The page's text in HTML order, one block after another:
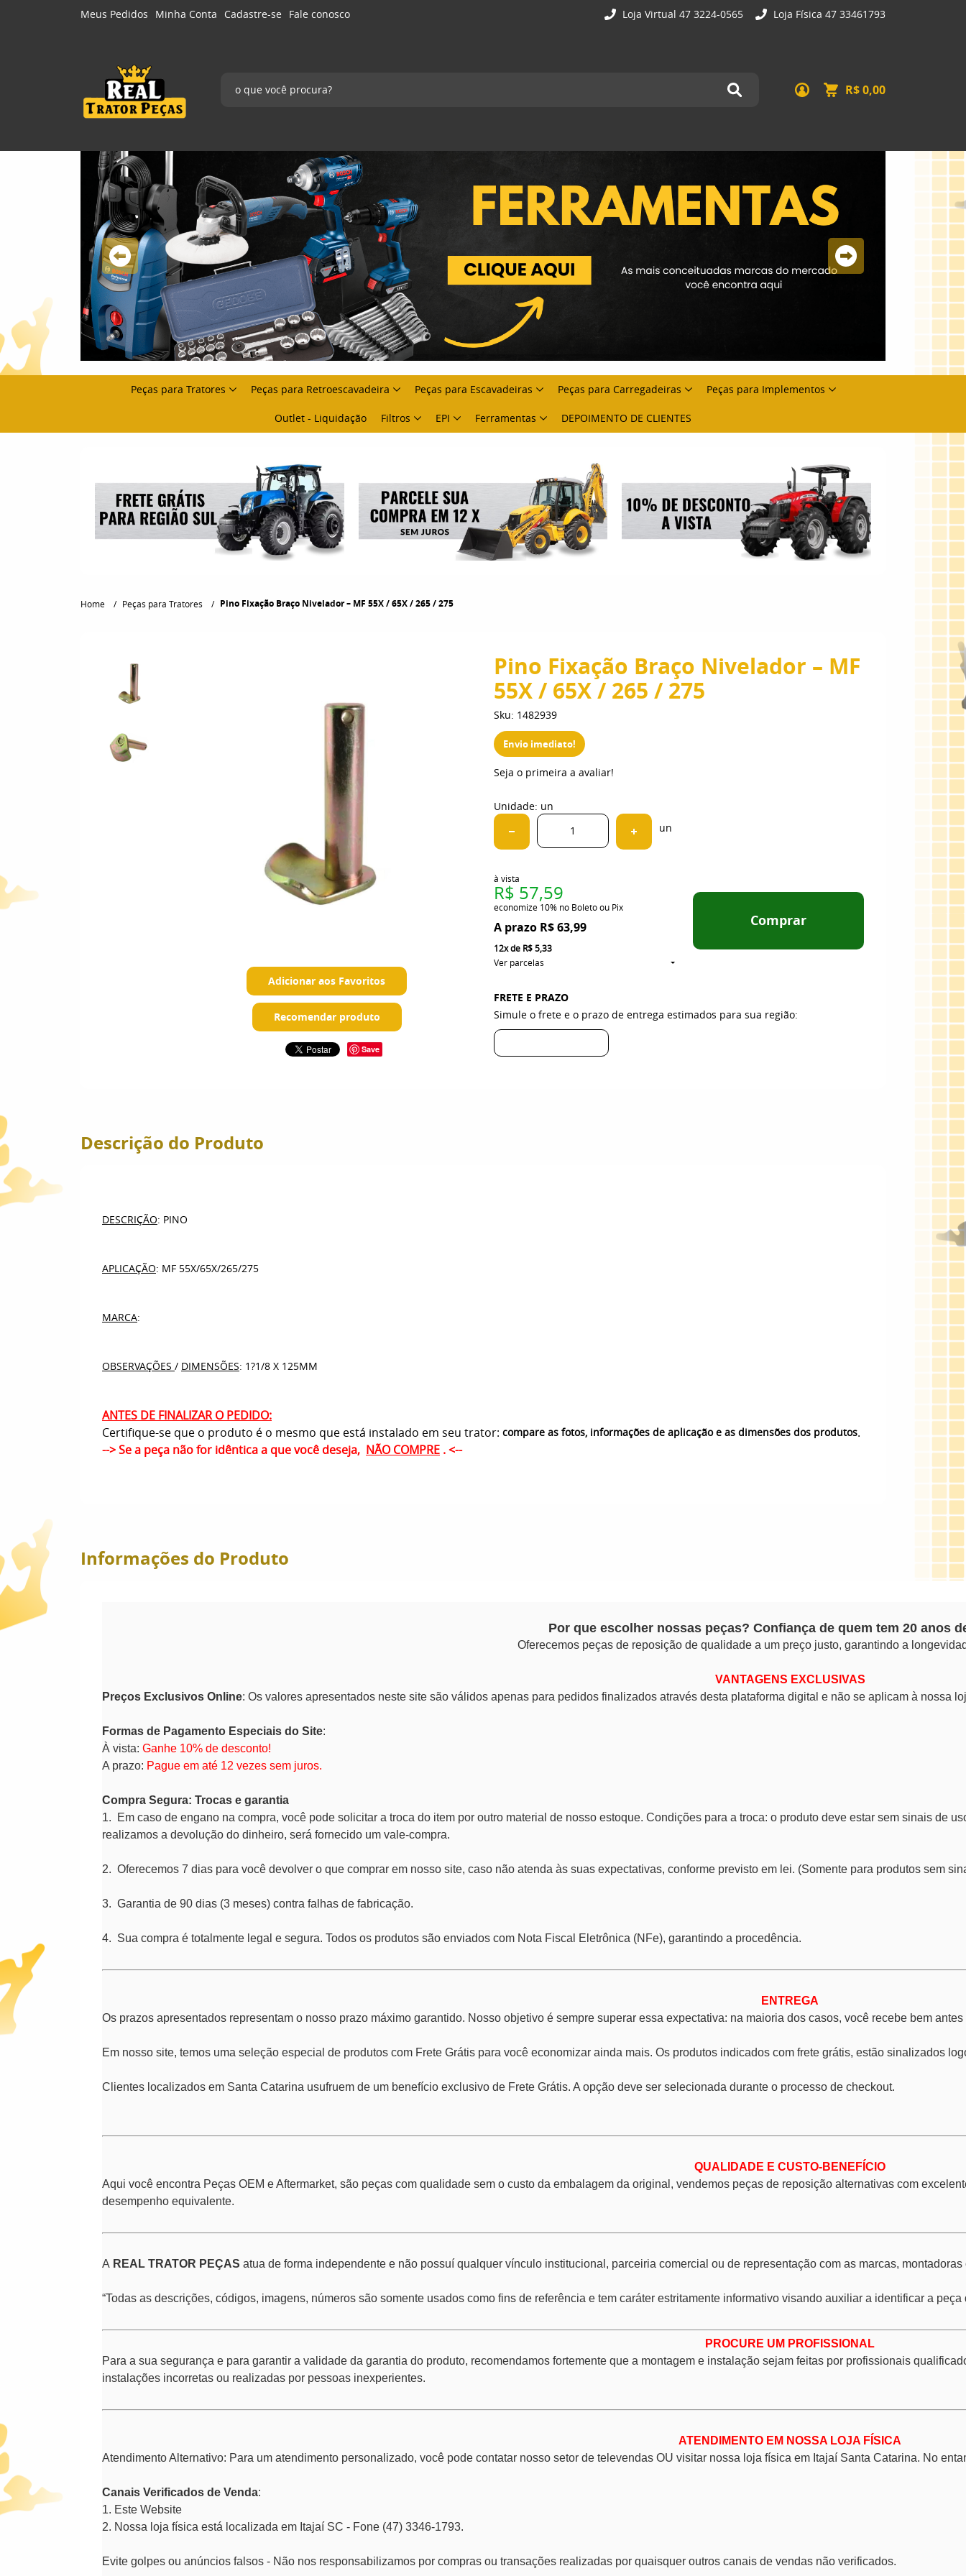
Meus Pedidos Minha Conta Cadastre-se Fale conosco Loja Virtual 47 3224-0565 Loja Física 47 33461793
R$ 0,00
Peças para Tratores Peças para Retroescavadeira Peças para Escavadeiras Peças para Carregadeiras Peças para Implementos
Outlet - Liquidação Filtros EPI Ferramentas DEPOIMENTO DE CLIENTES
Home Peças para Tratores Pino Fixação Braço Nivelador – MF 55X / 65X / 265 / 275
Adicionar aos Favoritos
Recomendar produto
Save
Pino Fixação Braço Nivelador – MF
55X / 65X / 265 / 275
Sku: 1482939
Envio imediato!
Seja o primeira a avaliar!
Unidade: un
un
R$ 63,99
à vista
R$ 57,59
economize 10% no Boleto ou Pix
12xde R$ 5,33
Ver parcelas
Comprar
FRETE E PRAZO
Simule o frete e o prazo de entrega estimados para sua região:
Descrição do Produto
DESCRIÇÃO: PINO
APLICAÇÃO: MF 55X/65X/265/275
MARCA:
OBSERVAÇÕES / DIMENSÕES: 1?1/8 X 125MM
ANTES DE FINALIZAR O PEDIDO:
Certifique-se que o produto é o mesmo que está instalado em seu trator: compare as fotos, informações de aplicação e as dimensões dos produtos.
--> Se a peça não for idêntica a que você deseja, NÃO COMPRE . <--
Informações do Produto
Por que escolher nossas peças? Confiança de quem tem 20 anos
Oferecemos peças de reposição de qualidade a um preço justo, garantindo a
VANTAGENS EXCLUSIVAS
Preços Exclusivos Online: Os valores apresentados neste site são válidos apenas para pedidos finalizados através desta plataforma digital e não se aplicam à nossa
Formas de Pagamento Especiais do Site:
À vista: Ganhe 10% de desconto!
A prazo: Pague em até 12 vezes sem juros.
Compra Segura: Trocas e garantia
1. Em caso de engano na compra, você pode solicitar a troca do item por outro material de nosso estoque. Condições para a troca: o produto deve estar sem sinais de
realizamos a devolução do dinheiro, será fornecido um vale-compra.
2. Oferecemos 7 dias para você devolver o que comprar em nosso site, caso não atenda às suas expectativas, conforme previsto em lei. (Somente para produtos sem
3. Garantia de 90 dias (3 meses) contra falhas de fabricação.
4. Sua compra é totalmente legal e segura. Todos os produtos são enviados com Nota Fiscal Eletrônica (NFe), garantindo a procedência.
ENTREGA
Os prazos apresentados representam o nosso prazo máximo garantido. Nosso objetivo é sempre superar essa expectativa: na maioria dos casos, você recebe bem
Em nosso site, temos uma seleção especial de produtos com Frete Grátis para você economizar ainda mais. Os produtos indicados com frete grátis, estão sinalizados
Clientes localizados em Santa Catarina usufruem de um benefício exclusivo de Frete Grátis. A opção deve ser selecionada durante o processo de checkout.
QUALIDADE E CUSTO-BENEFÍCIO
Aqui você encontra Peças OEM e Aftermarket, são peças com qualidade sem o custo da embalagem da original, vendemos peças de reposição alternativas com
desempenho equivalente.
A REAL TRATOR PEÇAS atua de forma independente e não possuí qualquer vínculo institucional, parceiria comercial ou de representação com as marcas,
“Todas as descrições, códigos, imagens, números são somente usados como fins de referência e tem caráter estritamente informativo visando auxiliar a identificar a peça
PROCURE UM PROFISSIONAL
Para a sua segurança e para garantir a validade da garantia do produto, recomendamos fortemente que a montagem e instalação sejam feitas por profissionais
instalações incorretas ou realizadas por pessoas inexperientes.
ATENDIMENTO EM NOSSA LOJA FÍSICA
Atendimento Alternativo: Para um atendimento personalizado, você pode contatar nosso setor de televendas OU visitar nossa loja física em Itajaí Santa Catarina. No
Canais Verificados de Venda:
1. Este Website
2. Nossa loja física está localizada em Itajaí SC - Fone (47) 3346-1793.
Evite golpes ou anúncios falsos - Não nos responsabilizamos por compras ou transações realizadas por quaisquer outros canais de vendas não verificados.